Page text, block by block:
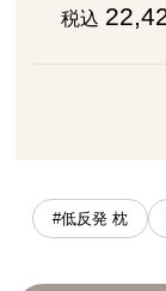
税込
#低反発 枕